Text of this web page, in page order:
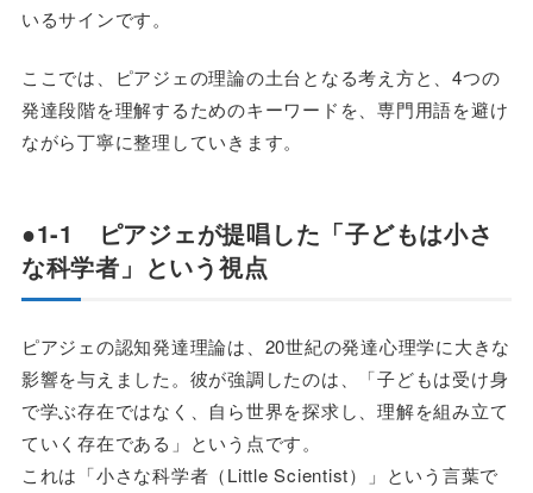
いるサインです。
ここでは、ピアジェの理論の土台となる考え方と、4つの
発達段階を理解するためのキーワードを、専門用語を避け
ながら丁寧に整理していきます。
●1-1 ピアジェが提唱した「子どもは小さ
な科学者」という視点
ピアジェの認知発達理論は、20世紀の発達心理学に大きな
影響を与えました。彼が強調したのは、「子どもは受け身
で学ぶ存在ではなく、自ら世界を探求し、理解を組み立て
ていく存在である」という点です。
これは「小さな科学者（Little Scientist）」という言葉で